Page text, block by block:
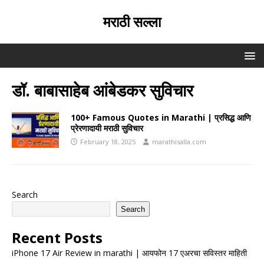
मराठी सल्ला
डॉ. बाबासाहेब आंबेडकर सुविचार
100+ Famous Quotes in Marathi | प्रसिद्ध आणि
प्रेरणादायी मराठी सुविचार
February 18, 2025 marathisalla.com
Search
Search
Recent Posts
iPhone 17 Air Review in marathi | आयफोन 17 एअरचा सविस्तर माहिती